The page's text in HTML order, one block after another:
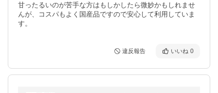
甘ったるいのが苦手な方はもしかしたら微妙かもしれませ
んが、コスパもよく国産品ですので安心して利用していま
す。
違反報告 いいね 0